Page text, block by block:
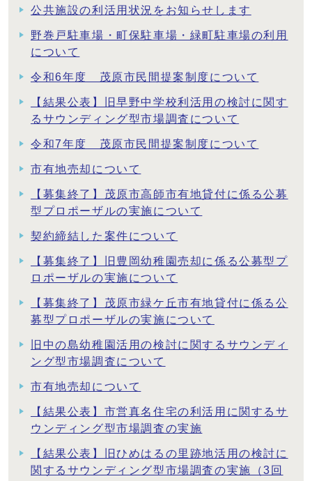
公共施設の利活用状況をお知らせします
野巻戸駐車場・町保駐車場・緑町駐車場の利用
について
令和6年度 茂原市民間提案制度について
【結果公表】旧早野中学校利活用の検討に関す
るサウンディング型市場調査について
令和7年度 茂原市民間提案制度について
市有地売却について
【募集終了】茂原市高師市有地貸付に係る公募
型プロポーザルの実施について
契約締結した案件について
【募集終了】旧豊岡幼稚園売却に係る公募型プ
ロポーザルの実施について
【募集終了】茂原市緑ケ丘市有地貸付に係る公
募型プロポーザルの実施について
旧中の島幼稚園活用の検討に関するサウンディ
ング型市場調査について
市有地売却について
【結果公表】市営真名住宅の利活用に関するサ
ウンディング型市場調査の実施
【結果公表】旧ひめはるの里跡地活用の検討に
関するサウンディング型市場調査の実施（3回